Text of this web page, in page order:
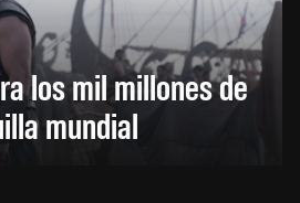
los mil millones de
mundial